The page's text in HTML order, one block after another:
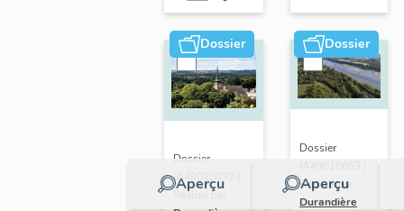
Dossier
Aperçu
Dossier
IA49010832 |
Réalisé par
Dossier
Aperçu
Dossier
Réalisé par
Durandière